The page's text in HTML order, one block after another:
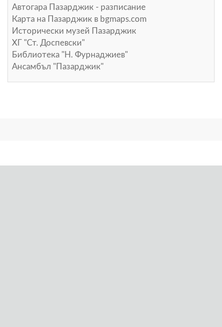
Автогара Пазарджик - разписание
Карта на Пазарджик в bgmaps.com
Исторически музей Пазарджик
ХГ "Ст. Доспевски"
Библиотека "Н. Фурнаджиев"
Ансамбъл "Пазарджик"